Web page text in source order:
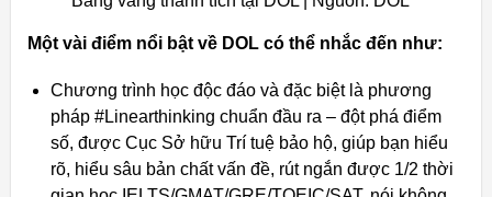
Một vài điểm nổi bật về DOL có thể nhắc đến như:
Chương trình học độc đáo và đặc biệt là phương
pháp #Linearthinking chuẩn đầu ra – đột phá điểm
số, được Cục Sở hữu Trí tuệ bảo hộ, giúp bạn hiểu
rõ, hiểu sâu bản chất vấn đề, rút ngắn được 1/2 thời